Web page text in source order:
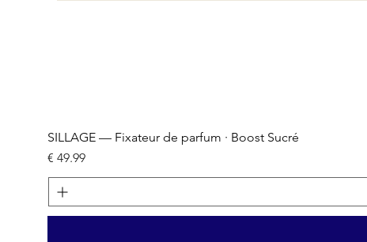
SILLAGE — Fixateur de parfum · Boost Sucré
السعر